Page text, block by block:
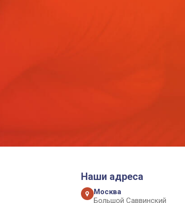
Наши адреса
Москва
Большой Саввинский